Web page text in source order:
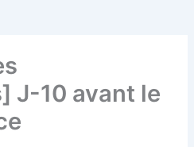
J-10 avant le